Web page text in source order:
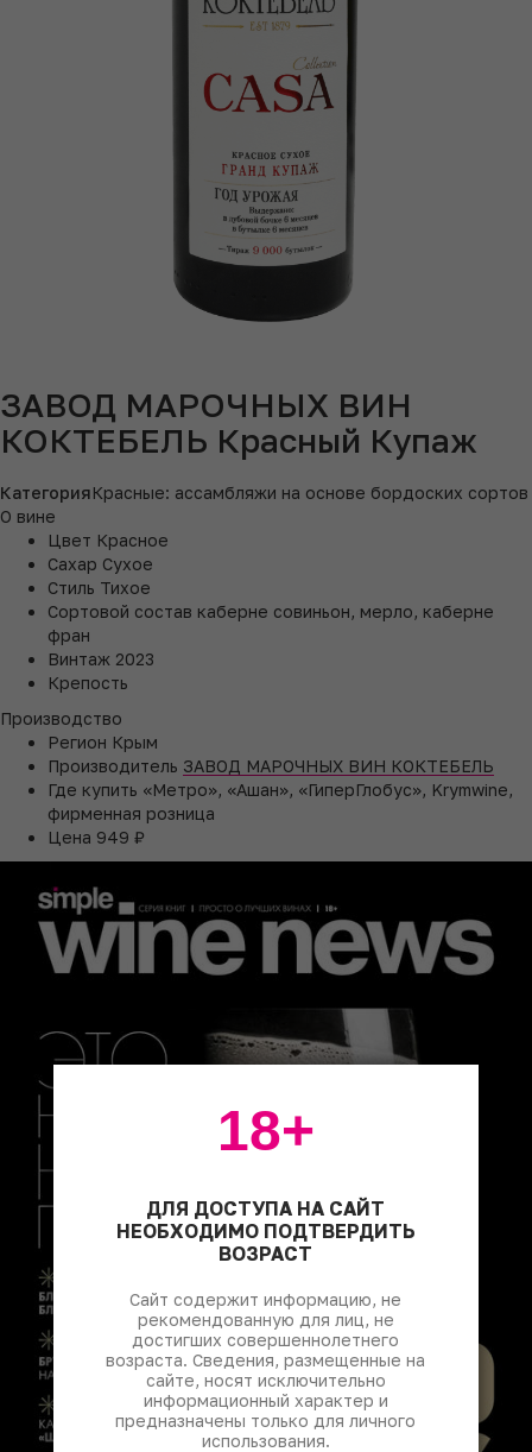
ЗАВОД МАРОЧНЫХ ВИН
КОКТЕБЕЛЬ Красный Купаж
КатегорияКрасные: ассамбляжи на основе бордоских сортов
О вине
Цвет Красное
Сахар Сухое
Стиль Тихое
Сортовой состав каберне совиньон, мерло, каберне
фран
Винтаж 2023
Крепость
Производство
Регион Крым
Производитель ЗАВОД МАРОЧНЫХ ВИН КОКТЕБЕЛЬ
Где купить «Метро», «Ашан», «ГиперГлобус», Krymwine,
фирменная розница
Цена 949 ₽
ДЛЯ ДОСТУПА НА САЙТ
НЕОБХОДИМО ПОДТВЕРДИТЬ
ВОЗРАСТ
Сайт содержит информацию, не
рекомендованную для лиц, не
достигших совершеннолетнего
возраста. Сведения, размещенные на
сайте, носят исключительно
информационный характер и
предназначены только для личного
использования.
18+